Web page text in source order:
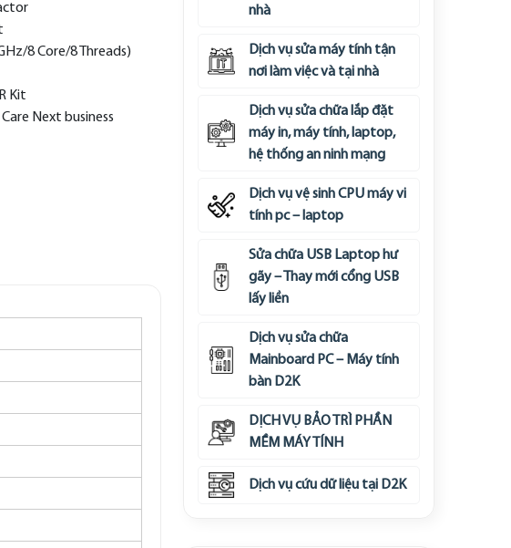
8 Core/8 Threads)
Kit
Next business
nhà
Dịch vụ sửa máy tính tận
nơi làm việc và tại nhà
Dịch vụ sửa chữa lắp đặt
máy in, máy tính, laptop,
hệ thống an ninh mạng
Dịch vụ vệ sinh CPU máy vi
tính pc – laptop
Sửa chữa USB Laptop hư
gãy – Thay mới cổng USB
lấy liền
Dịch vụ sửa chữa
Mainboard PC – Máy tính
bàn D2K
DỊCH VỤ BẢO TRÌ PHẦN
MỀM MÁY TÍNH
Dịch vụ cứu dữ liệu tại D2K